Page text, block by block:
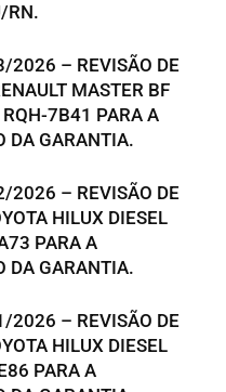
RN.
2026 – REVISÃO DE
MASTER BF
7B41 PARA A
DA GARANTIA.
2026 – REVISÃO DE
HILUX DIESEL
PARA A
DA GARANTIA.
2026 – REVISÃO DE
HILUX DIESEL
PARA A